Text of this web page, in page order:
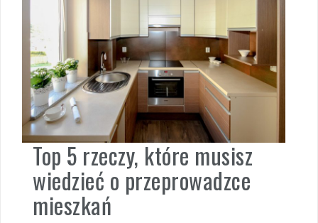
Top 5 rzeczy, które musisz
wiedzieć o przeprowadzce
mieszkań